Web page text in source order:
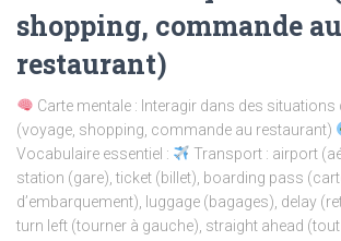
shopping, commande au
restaurant)
Carte mentale : Interagir dans des situations
(voyage, shopping, commande au restaurant)
Vocabulaire essentiel :
Transport : airport
station (gare), ticket (billet), boarding pass
d’embarquement), luggage (bagages), delay
turn left (tourner à gauche), straight ahead (tout